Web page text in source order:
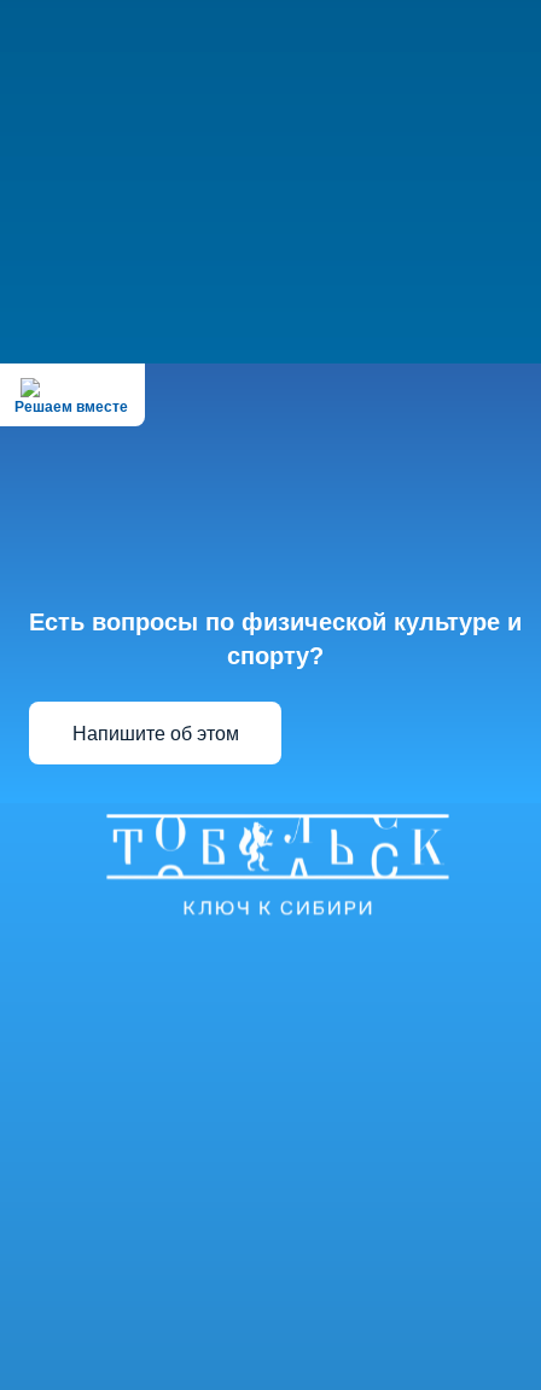
Решаем вместе
Есть вопросы по физической культуре и
спорту?
Напишите об этом